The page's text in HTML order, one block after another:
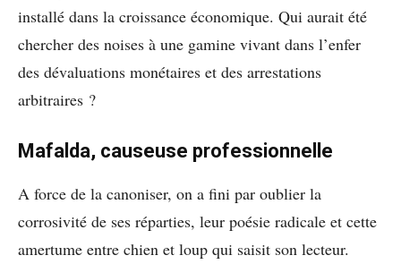
installé dans la croissance économique. Qui aurait été
chercher des noises à une gamine vivant dans l’enfer
des dévaluations monétaires et des arrestations
arbitraires ?
Mafalda, causeuse professionnelle
A force de la canoniser, on a fini par oublier la
corrosivité de ses réparties, leur poésie radicale et cette
amertume entre chien et loup qui saisit son lecteur.